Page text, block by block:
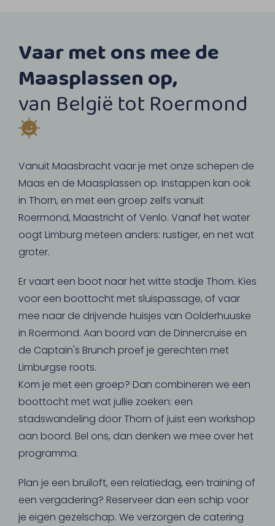
Vaar met ons mee de
Maasplassen op,
van België tot Roermond
Vanuit Maasbracht vaar je met onze schepen de
Maas en de Maasplassen op. Instappen kan ook
in Thorn, en met een groep zelfs vanuit
Roermond, Maastricht of Venlo. Vanaf het water
oogt Limburg meteen anders: rustiger, en net wat
groter.
Er vaart een boot naar het witte stadje Thorn. Kies
voor een boottocht met sluispassage, of vaar
mee naar de drijvende huisjes van Oolderhuuske
in Roermond. Aan boord van de Dinnercruise en
de Captain's Brunch proef je gerechten met
Limburgse roots.
Kom je met een groep? Dan combineren we een
boottocht met wat jullie zoeken: een
stadswandeling door Thorn of juist een workshop
aan boord. Bel ons, dan denken we mee over het
programma.
Plan je een bruiloft, een relatiedag, een training of
een vergadering? Reserveer dan een schip voor
je eigen gezelschap. We verzorgen de catering